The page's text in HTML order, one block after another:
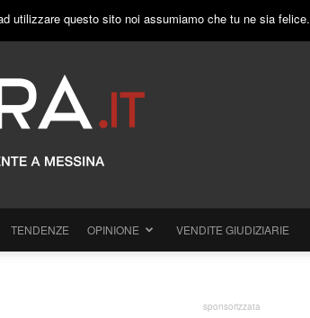
TENDENZE OPINIONE VENDITE GIUDIZIARIE
sponsorizzata
utilizzare questo sito noi assumiamo che tu ne sia felice.